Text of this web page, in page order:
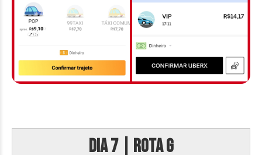
DIA 7 | Rota G